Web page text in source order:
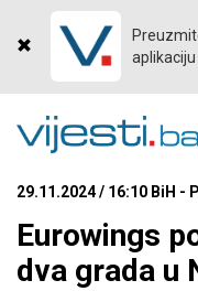
aplikaciju
29.11.2024 / 16:10 BiH -
Eurowings
dva grada u